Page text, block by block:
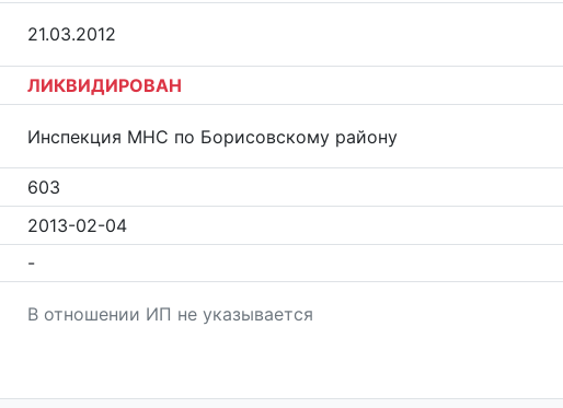
21.03.2012
ЛИКВИДИРОВАН
Инспекция МНС по Борисовскому району
603
2013-02-04
-
В отношении ИП не указывается